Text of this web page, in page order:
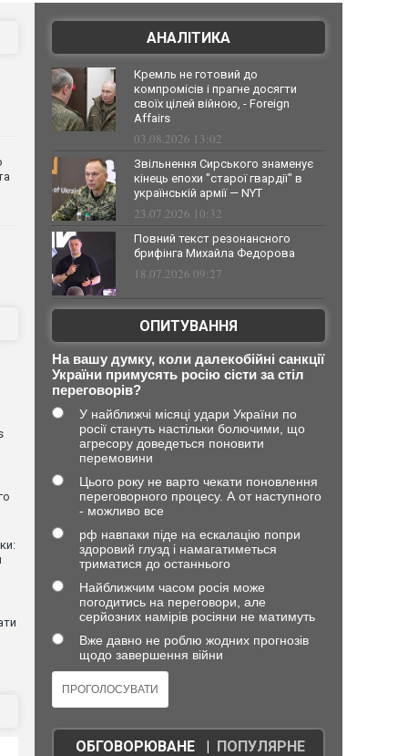
АНАЛІТИКА
Кремль не готовий до
компромісів і прагне досягти
своїх цілей війною, - Foreign
Affairs
03.08.2026 13:02
Звільнення Сирського знаменує
кінець епохи "старої гвардії" в
українській армії — NYT
23.07.2026 10:32
Повний текст резонансного
брифінга Михайла Федорова
18.07.2026 09:27
ОПИТУВАННЯ
На вашу думку, коли далекобійні санкції
України примусять росію сісти за стіл
переговорів?
У найближчі місяці удари України по
росії стануть настільки болючими, що
агресору доведеться поновити
перемовини
Цього року не варто чекати поновлення
переговорного процесу. А от наступного
- можливо все
рф навпаки піде на ескалацію попри
здоровий глузд і намагатиметься
триматися до останнього
Найближчим часом росія може
погодитись на переговори, але
серйозних намірів росіяни не матимуть
Вже давно не роблю жодних прогнозів
щодо завершення війни
ОБГОВОРЮВАНЕ| ПОПУЛЯРНЕ